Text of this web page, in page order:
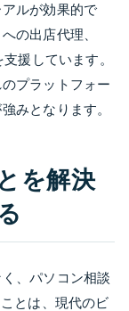
ルが効果的で
の出店代理、
援しています。
プラットフォー
みとなります。
を解決
、パソコン相談
とは、現代のビ